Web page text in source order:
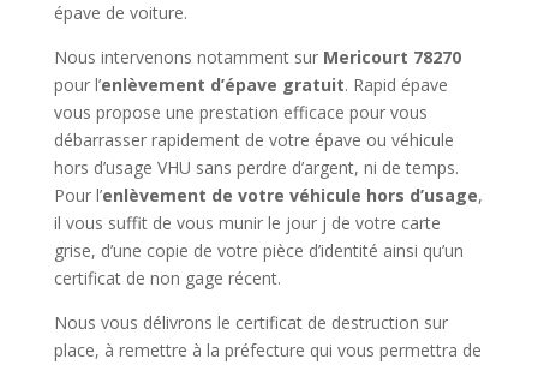
épave de voiture.
Nous intervenons notamment sur Mericourt 78270
pour l’enlèvement d’épave gratuit. Rapid épave
vous propose une prestation efficace pour vous
débarrasser rapidement de votre épave ou véhicule
hors d’usage VHU sans perdre d’argent, ni de temps.
Pour l’enlèvement de votre véhicule hors d’usage,
il vous suffit de vous munir le jour j de votre carte
grise, d’une copie de votre pièce d’identité ainsi qu’un
certificat de non gage récent.
Nous vous délivrons le certificat de destruction sur
place, à remettre à la préfecture qui vous permettra de